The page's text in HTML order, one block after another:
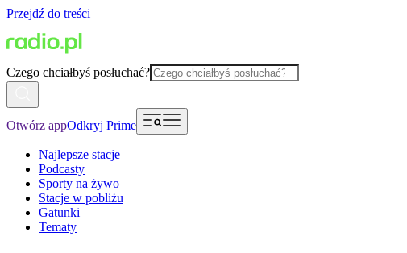
Przejdź do treści
Czego chciałbyś posłuchać?
Otwórz appOdkryj Prime
Najlepsze stacje
Podcasty
Sporty na żywo
Stacje w pobliżu
Gatunki
Tematy